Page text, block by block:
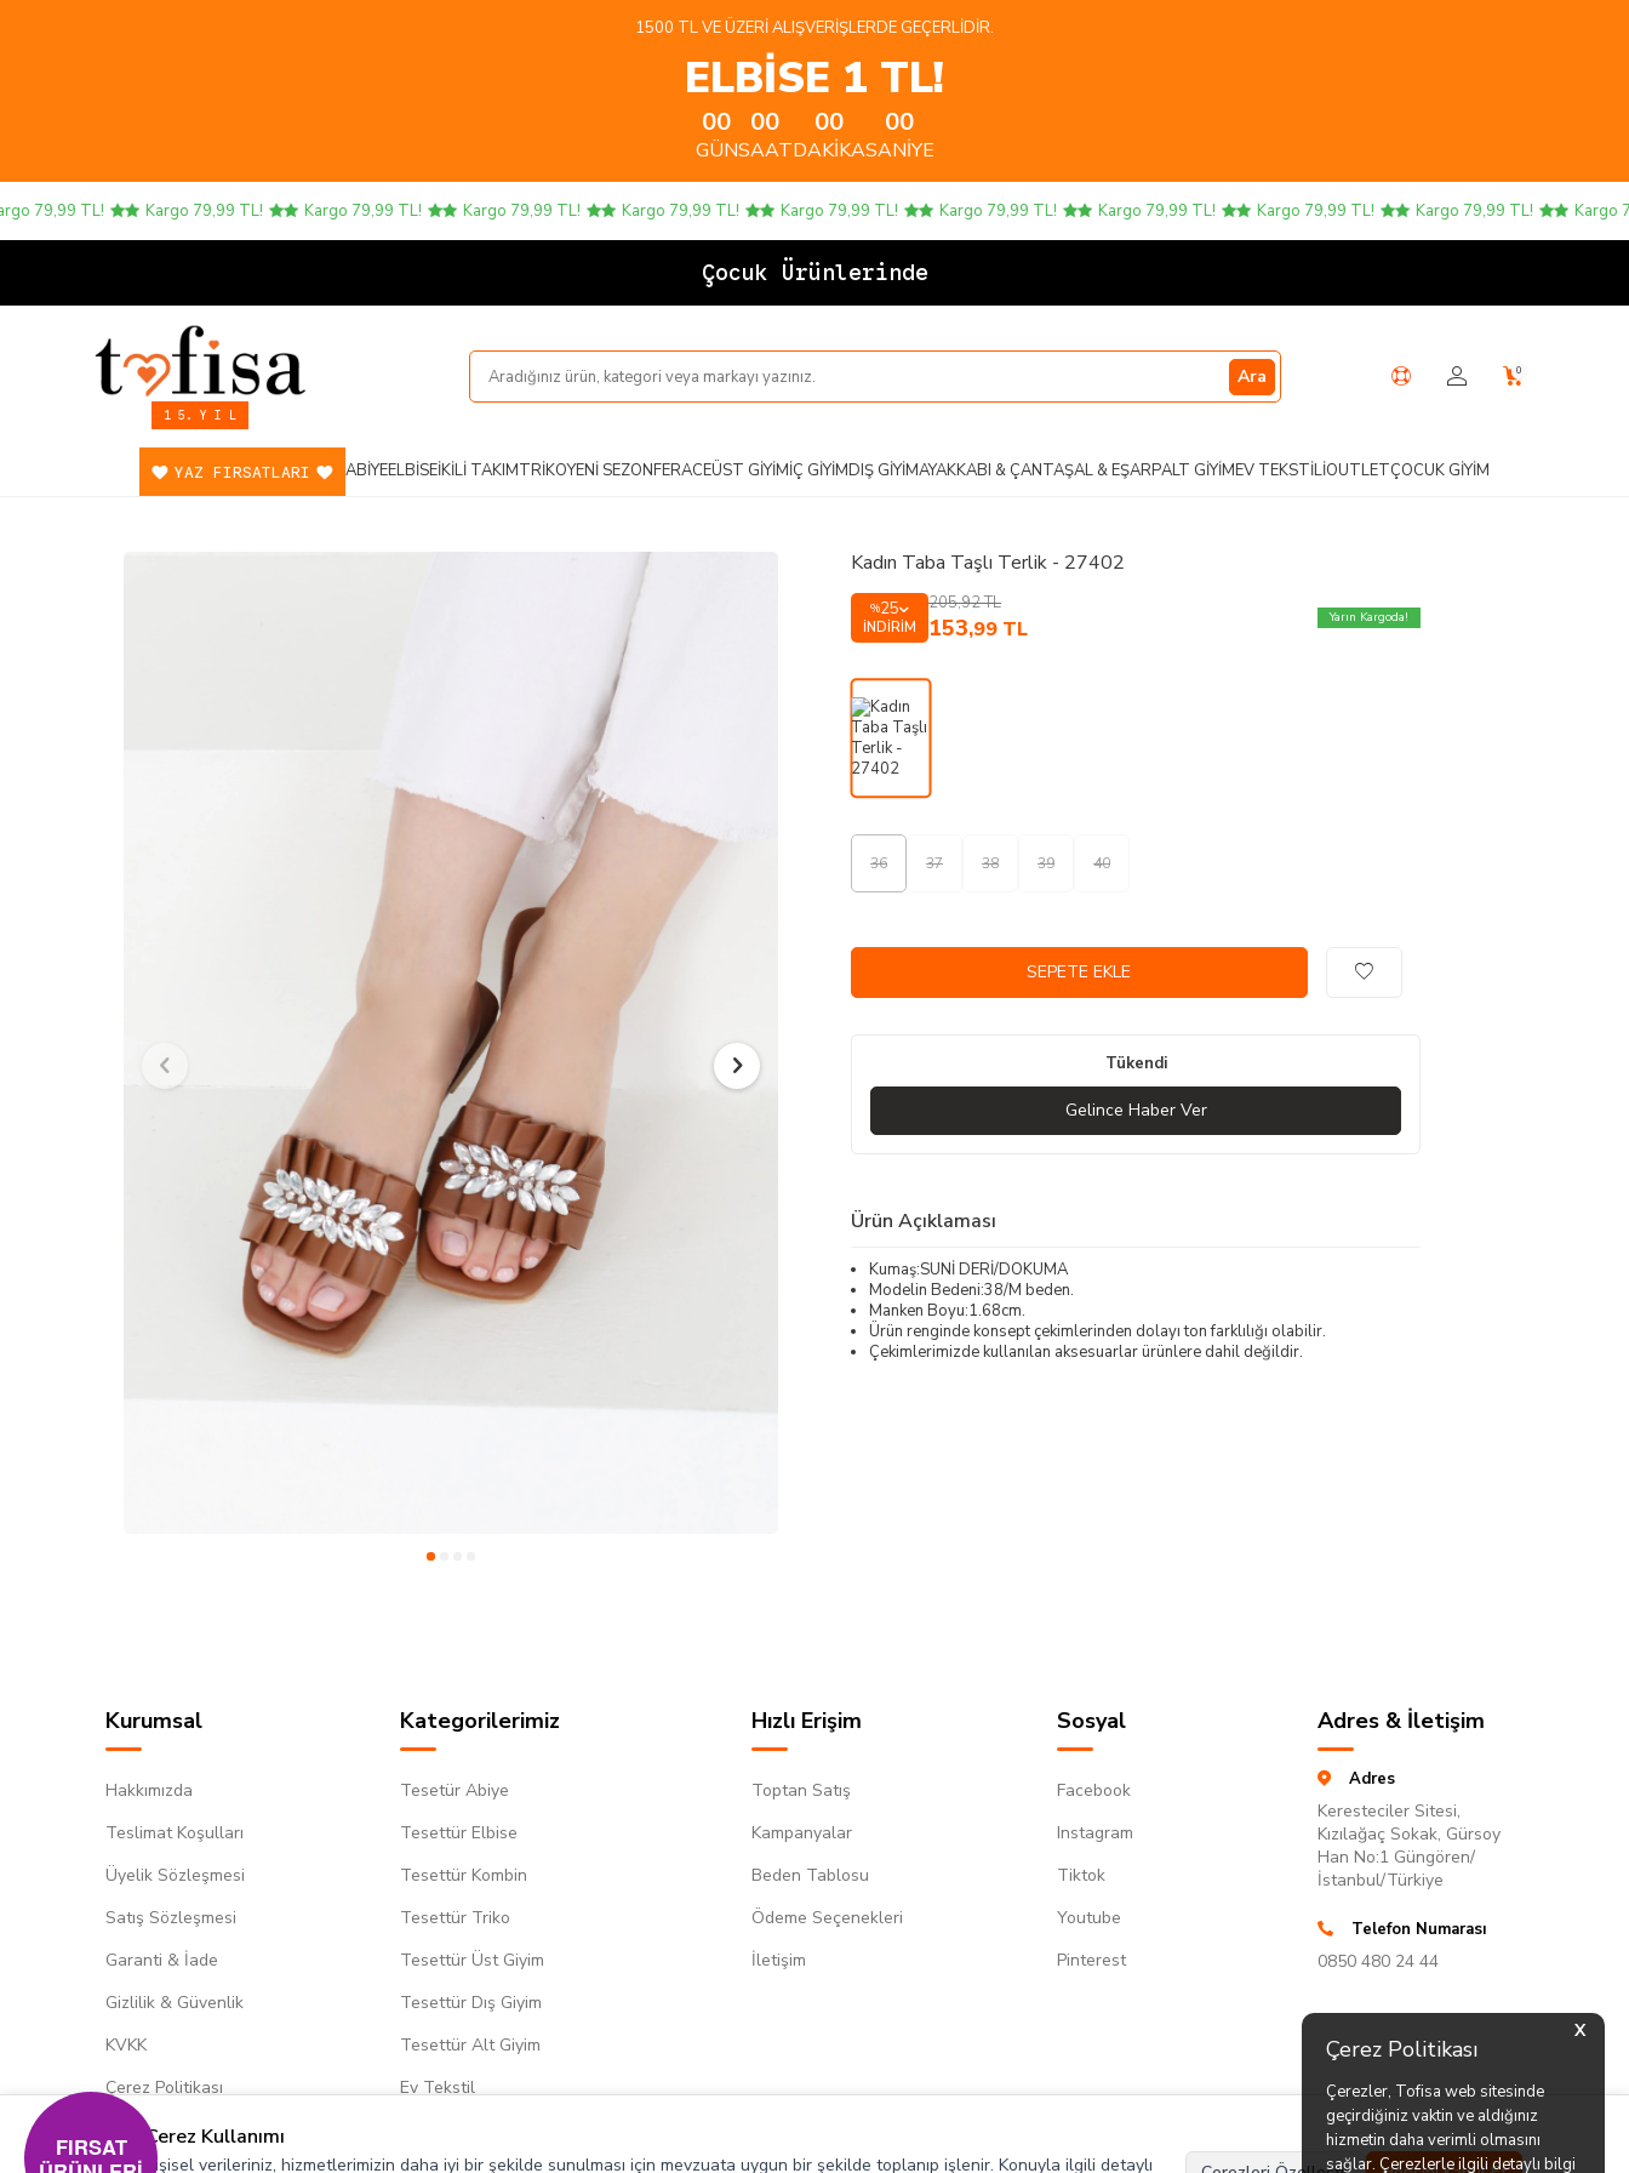
X
Çerez Politikası
Çerezler, Tofisa web sitesinde
geçirdiğiniz vaktin ve aldığınız
hizmetin daha verimli olmasını
sağlar. Çerezlerle ilgili detaylı bilgi
1500 TL VE ÜZERI ALIŞVERIŞLERDE GEÇERLIDIR.
ELBİSE 1 TL!
00
GÜN
00
SAAT
00
DAKIKA
00
SANIYE
79,99 TL! Kargo 79,99 TL! Kargo 79,99 TL! Kargo 79,99 TL! Kargo 79,99 TL! Kargo 79,99 TL! Kargo 79,99 TL! Kargo 79,99 TL! Kargo 79,99 TL! Kargo 79,99 TL! Kargo
Çocuk Ürünlerinde 4 AL
1 5. Y I L
Ara 0
YAZ FIRSATLARI ABIYEELBISEİKILI TAKIMTRIKOYENI SEZONFERACEÜST GIYIMİÇ GIYIMDIŞ GIYIMAYAKKABI & ÇANTAŞAL & EŞARPALT GIYIMEV TEKSTILIOUTLETÇOCUK GIYIM
Kadın Taba Taşlı Terlik - 27402
%25
İNDIRIM
205,92TL
153,99 TL Yarın Kargoda!
36 37 38 39 40
SEPETE EKLE
Tükendi
Gelince Haber Ver
Ürün Açıklaması
Kumaş:SUNİ DERİ/DOKUMA
Modelin Bedeni:38/M beden.
Manken Boyu:1.68cm.
Ürün renginde konsept çekimlerinden dolayı ton farklılığı olabilir.
Çekimlerimizde kullanılan aksesuarlar ürünlere dahil değildir.
Kurumsal
Hakkımızda
Teslimat Koşulları
Üyelik Sözleşmesi
Satış Sözleşmesi
Garanti & İade
Gizlilik & Güvenlik
KVKK
Çerez Politikası
Kategorilerimiz
Tesetür Abiye
Tesettür Elbise
Tesettür Kombin
Tesettür Triko
Tesettür Üst Giyim
Tesettür Dış Giyim
Tesettür Alt Giyim
Ev Tekstil
Hızlı Erişim
Toptan Satış
Kampanyalar
Beden Tablosu
Ödeme Seçenekleri
İletişim
Sosyal
Facebook
Instagram
Tiktok
Youtube
Pinterest
Adres & İletişim
Adres
Keresteciler Sitesi,
Kızılağaç Sokak, Gürsoy
Han No:1 Güngören/
İstanbul/Türkiye
Telefon Numarası
0850 480 24 44
Çerez Kullanımı
Kişisel verileriniz, hizmetlerimizin daha iyi bir şekilde sunulması için mevzuata uygun bir şekilde toplanıp işlenir. Konuyla ilgili detaylı
FIRSAT